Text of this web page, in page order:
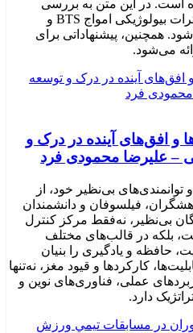
است. در این متن به بررسی
تحقیقات موجود در این زمینه، اثرات بیولوژیکی امواج BTS و
همچنین، پیشنهاداتی برای
می‌شود.
و افق‌های آینده در درک و
– علیرضا محمودی فرد
بی‌نظیر خود، از
فیلسوفان و دانشمندان
بی‌نظیر، نه‌فقط مرکز کنترل
بلکه در قالب‌های مختلف
حافظه و یادگیری را بنیان
کارکردها و قیود مغز، نه‌تنها
عملی، فناوری‌های نوین و
دارد.